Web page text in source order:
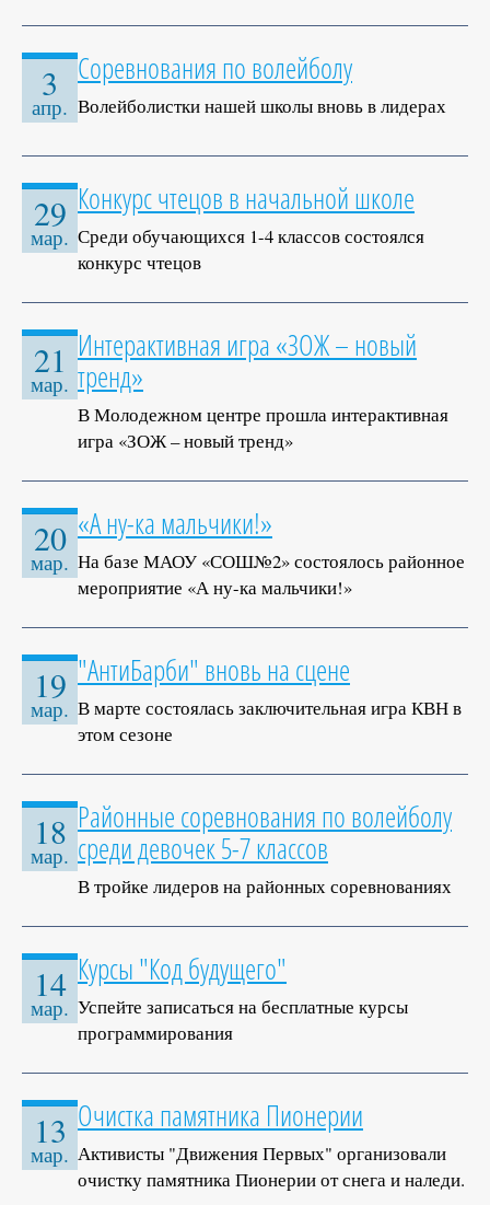
3
апр.
Соревнования по волейболу
Волейболистки нашей школы вновь в лидерах
29
мар.
Конкурс чтецов в начальной школе
Среди обучающихся 1-4 классов состоялся
конкурс чтецов
21
мар.
Интерактивная игра «ЗОЖ – новый
тренд»
В Молодежном центре прошла интерактивная
игра «ЗОЖ – новый тренд»
20
мар.
«А ну-ка мальчики!»
На базе МАОУ «СОШ№2» состоялось районное
мероприятие «А ну-ка мальчики!»
19
мар.
"АнтиБарби" вновь на сцене
В марте состоялась заключительная игра КВН в
этом сезоне
18
мар.
Районные соревнования по волейболу
среди девочек 5-7 классов
В тройке лидеров на районных соревнованиях
14
мар.
Курсы "Код будущего"
Успейте записаться на бесплатные курсы
программирования
13
мар.
Очистка памятника Пионерии
Активисты "Движения Первых" организовали
очистку памятника Пионерии от снега и наледи.